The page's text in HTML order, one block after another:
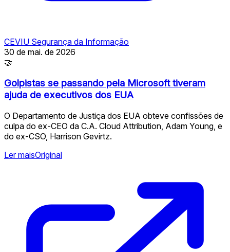
CEVIU Segurança da Informação
30 de mai. de 2026
🤝
Golpistas se passando pela Microsoft tiveram
ajuda de executivos dos EUA
O Departamento de Justiça dos EUA obteve confissões de
culpa do ex-CEO da C.A. Cloud Attribution, Adam Young, e
do ex-CSO, Harrison Gevirtz.
Ler maisOriginal